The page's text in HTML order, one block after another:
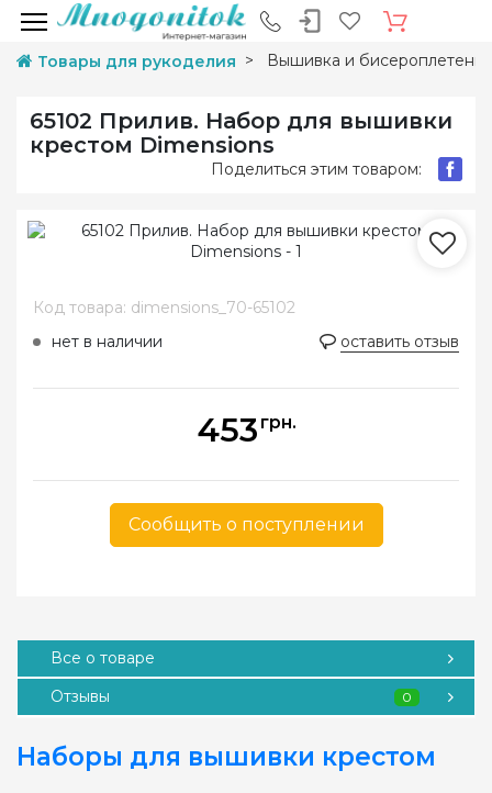
Товары для рукоделия Вышивка и
65102 Прилив. Набор для вышивки
крестом Dimensions
Поделиться этим товаром:
Код товара: dimensions_70-65102
нет в наличии
оставить отзыв
453 грн.
Сообщить о поступлении
Все о товаре
Отзывы
0
Наборы для вышивки крестом